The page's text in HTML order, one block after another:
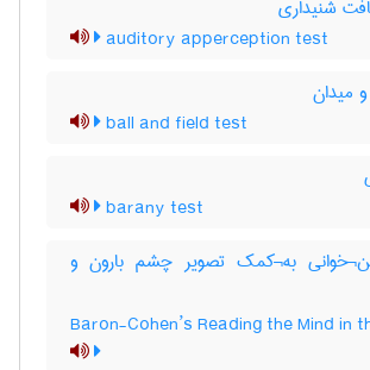
شنیداری
auditory apperception test
میدان
ball and field test
barany test
به¬کمک تصویر چشم بارون و
Baron-Cohen’s Reading the Mind in